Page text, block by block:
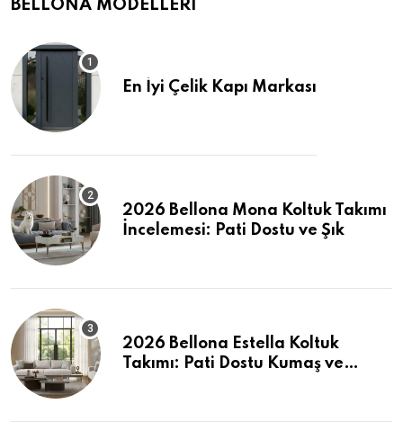
BELLONA MODELLERI
En İyi Çelik Kapı Markası
2026 Bellona Mona Koltuk Takımı
İncelemesi: Pati Dostu ve Şık
2026 Bellona Estella Koltuk
Takımı: Pati Dostu Kumaş ve